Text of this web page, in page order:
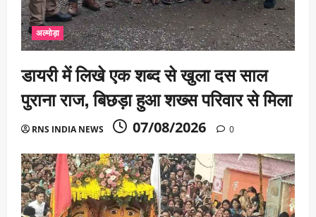
अल्मोड़ा
डायरी में लिखे एक शब्द से खुला दस साल
पुराना राज, बिछड़ा हुआ शख्स परिवार से मिला
RNS INDIA NEWS 07/08/2026 0